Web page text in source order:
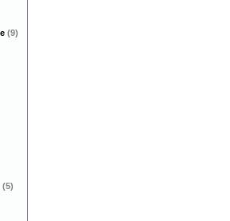
(9)
(5)